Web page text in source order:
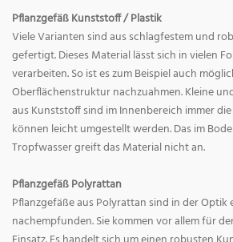
Pflanzgefäß Kunststoff / Plastik
Viele Varianten sind aus schlagfestem und
gefertigt. Dieses Material lässt sich in vielen
verarbeiten. So ist es zum Beispiel auch
Oberflächenstruktur nachzuahmen. Kleine
aus Kunststoff sind im Innenbereich immer
können leicht umgestellt werden. Das im
Tropfwasser greift das Material nicht an.
Pflanzgefäß Polyrattan
Pflanzgefäße aus Polyrattan sind in der
nachempfunden. Sie kommen vor allem für